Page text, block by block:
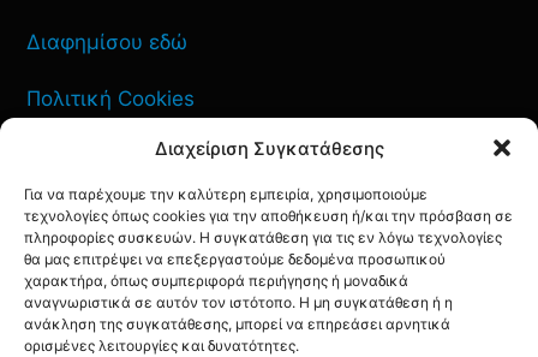
Διαχείριση Συγκατάθεσης
Για να παρέχουμε την καλύτερη εμπειρία, χρησιμοποιούμε
τεχνολογίες όπως cookies για την αποθήκευση ή/και την πρόσβαση σε
πληροφορίες συσκευών. Η συγκατάθεση για τις εν λόγω τεχνολογίες
θα μας επιτρέψει να επεξεργαστούμε δεδομένα προσωπικού
χαρακτήρα, όπως συμπεριφορά περιήγησης ή μοναδικά
αναγνωριστικά σε αυτόν τον ιστότοπο. Η μη συγκατάθεση ή η
ανάκληση της συγκατάθεσης, μπορεί να επηρεάσει αρνητικά
ορισμένες λειτουργίες και δυνατότητες.
Διαφημίσου εδώ
Πολιτική Cookies
Πολιτική Απορρήτου
ΕΠΙΚΟΙΝΩΝΙΑ